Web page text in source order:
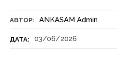
АВТОР: ANKASAM Admin
ДАТА: 03/06/2026